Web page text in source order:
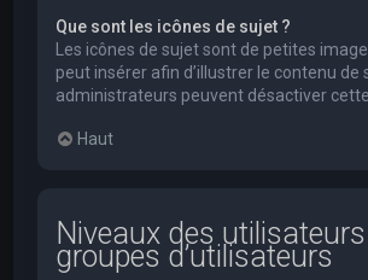
Que sont les icônes de sujet ?
Les icônes de sujet sont de petites
peut insérer afin d’illustrer le contenu de
administrateurs peuvent désactiver
Haut
Niveaux des
groupes d’utilisateurs